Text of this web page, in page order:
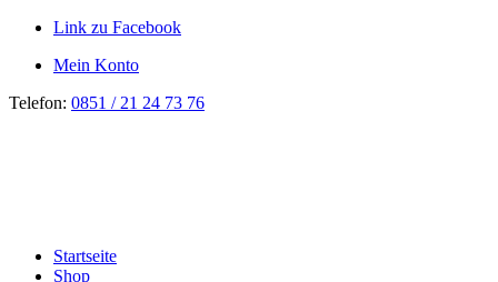
Link zu Facebook
Mein Konto
Telefon: 0851 / 21 24 73 76
Startseite
Shop